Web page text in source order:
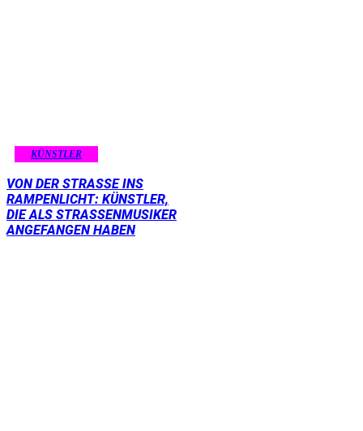
KÜNSTLER
VON DER STRASSE INS R
AMPENLICHT: KÜNSTLER, D
IE ALS STRASSENMUSIKER AN
GEFANGEN HABEN